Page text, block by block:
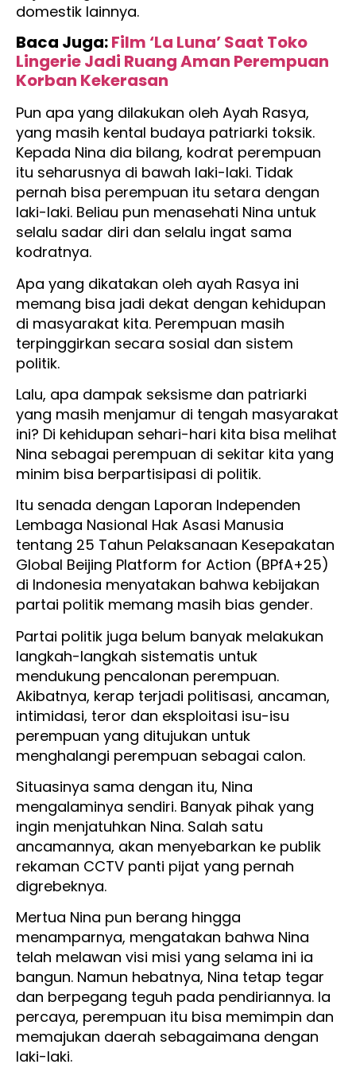
domestik lainnya.
Baca Juga:Film ‘La Luna’ Saat Toko
Lingerie Jadi Ruang Aman Perempuan
Korban Kekerasan
Pun apa yang dilakukan oleh Ayah Rasya,
yang masih kental budaya patriarki toksik.
Kepada Nina dia bilang, kodrat perempuan
itu seharusnya di bawah laki-laki. Tidak
pernah bisa perempuan itu setara dengan
laki-laki. Beliau pun menasehati Nina untuk
selalu sadar diri dan selalu ingat sama
kodratnya.
Apa yang dikatakan oleh ayah Rasya ini
memang bisa jadi dekat dengan kehidupan
di masyarakat kita. Perempuan masih
terpinggirkan secara sosial dan sistem
politik.
Lalu, apa dampak seksisme dan patriarki
yang masih menjamur di tengah masyarakat
ini? Di kehidupan sehari-hari kita bisa melihat
Nina sebagai perempuan di sekitar kita yang
minim bisa berpartisipasi di politik.
Itu senada dengan Laporan Independen
Lembaga Nasional Hak Asasi Manusia
tentang 25 Tahun Pelaksanaan Kesepakatan
Global Beijing Platform for Action (BPfA+25)
di Indonesia menyatakan bahwa kebijakan
partai politik memang masih bias gender.
Partai politik juga belum banyak melakukan
langkah-langkah sistematis untuk
mendukung pencalonan perempuan.
Akibatnya, kerap terjadi politisasi, ancaman,
intimidasi, teror dan eksploitasi isu-isu
perempuan yang ditujukan untuk
menghalangi perempuan sebagai calon.
Situasinya sama dengan itu, Nina
mengalaminya sendiri. Banyak pihak yang
ingin menjatuhkan Nina. Salah satu
ancamannya, akan menyebarkan ke publik
rekaman CCTV panti pijat yang pernah
digrebeknya.
Mertua Nina pun berang hingga
menamparnya, mengatakan bahwa Nina
telah melawan visi misi yang selama ini ia
bangun. Namun hebatnya, Nina tetap tegar
dan berpegang teguh pada pendiriannya. Ia
percaya, perempuan itu bisa memimpin dan
memajukan daerah sebagaimana dengan
laki-laki.